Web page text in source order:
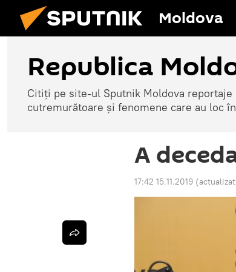
Moldova
Republica
Citiți pe site-ul Sputnik Moldova
cutremurătoare și fenomene care au loc
A
17:42 15.11.2019